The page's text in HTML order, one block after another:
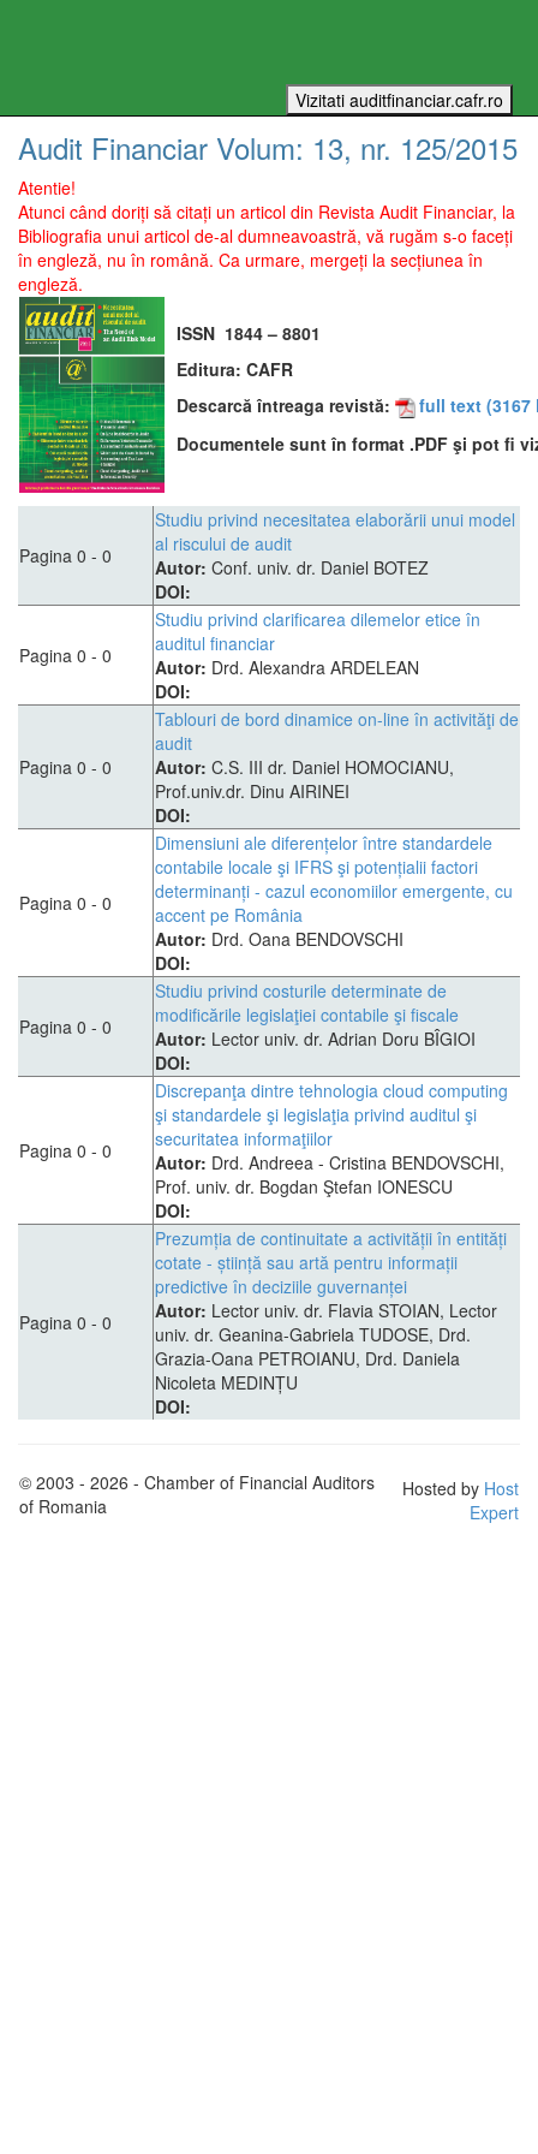
Audit Financiar Volum: 13, nr. 125/2015
Atentie!
Atunci când doriți să citați un articol din Revista Audit Financiar, la
Bibliografia unui articol de-al dumneavoastră, vă rugăm s-o faceți
în engleză, nu în română. Ca urmare, mergeți la secțiunea în
engleză.
ISSN 1844 – 8801
Editura: CAFR
Descarcă întreaga revistă:
full text (3167
Documentele sunt în format .PDF şi pot fi
Pagina 0 - 0
Studiu privind necesitatea elaborării unui model
al riscului de audit
Autor: Conf. univ. dr. Daniel BOTEZ
DOI:
Pagina 0 - 0
Studiu privind clarificarea dilemelor etice în
auditul financiar
Autor: Drd. Alexandra ARDELEAN
DOI:
Pagina 0 - 0
Tablouri de bord dinamice on-line în activităţi de
audit
Autor: C.S. III dr. Daniel HOMOCIANU,
Prof.univ.dr. Dinu AIRINEI
DOI:
Pagina 0 - 0
Dimensiuni ale diferențelor între standardele
contabile locale şi IFRS şi potențialii factori
determinanți - cazul economiilor emergente, cu
accent pe România
Autor: Drd. Oana BENDOVSCHI
DOI:
Pagina 0 - 0
Studiu privind costurile determinate de
modificările legislaţiei contabile şi fiscale
Autor: Lector univ. dr. Adrian Doru BÎGIOI
DOI:
Pagina 0 - 0
Discrepanţa dintre tehnologia cloud computing
şi standardele şi legislaţia privind auditul şi
securitatea informaţiilor
Autor: Drd. Andreea - Cristina BENDOVSCHI,
Prof. univ. dr. Bogdan Ştefan IONESCU
DOI:
Pagina 0 - 0
Prezumția de continuitate a activității în entități
cotate - știință sau artă pentru informații
predictive în deciziile guvernanței
Autor: Lector univ. dr. Flavia STOIAN, Lector
univ. dr. Geanina-Gabriela TUDOSE, Drd.
Grazia-Oana PETROIANU, Drd. Daniela
Nicoleta MEDINȚU
DOI:
© 2003 - 2026 - Chamber of Financial Auditors
of Romania
Hosted by Host
Expert